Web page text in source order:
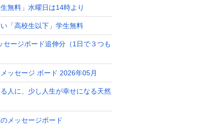
無料」水曜日は14時より
「高校生以下」学生無料
セージボード追伸分（1日で３つも
ッセージ ボード 2026年05月
人に、少し人生が幸せになる天然
メッセージボード